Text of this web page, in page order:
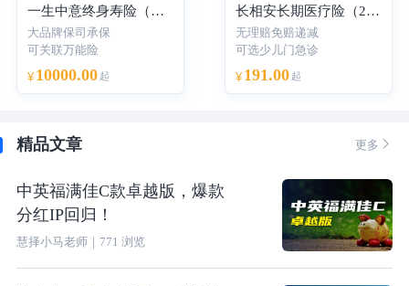
一生中意终身寿险（分红型）-年交
大品牌保司承保
可关联万能险
¥ 10000.00 起
长相安长期医疗险（20年保证续保）—个人版
无理赔免赔递减
可选少儿门急诊
¥ 191.00 起
精品文章 更多 
中英福满佳C款卓越版，爆款
分红IP回归！
慧择小马老师｜ 771 浏览